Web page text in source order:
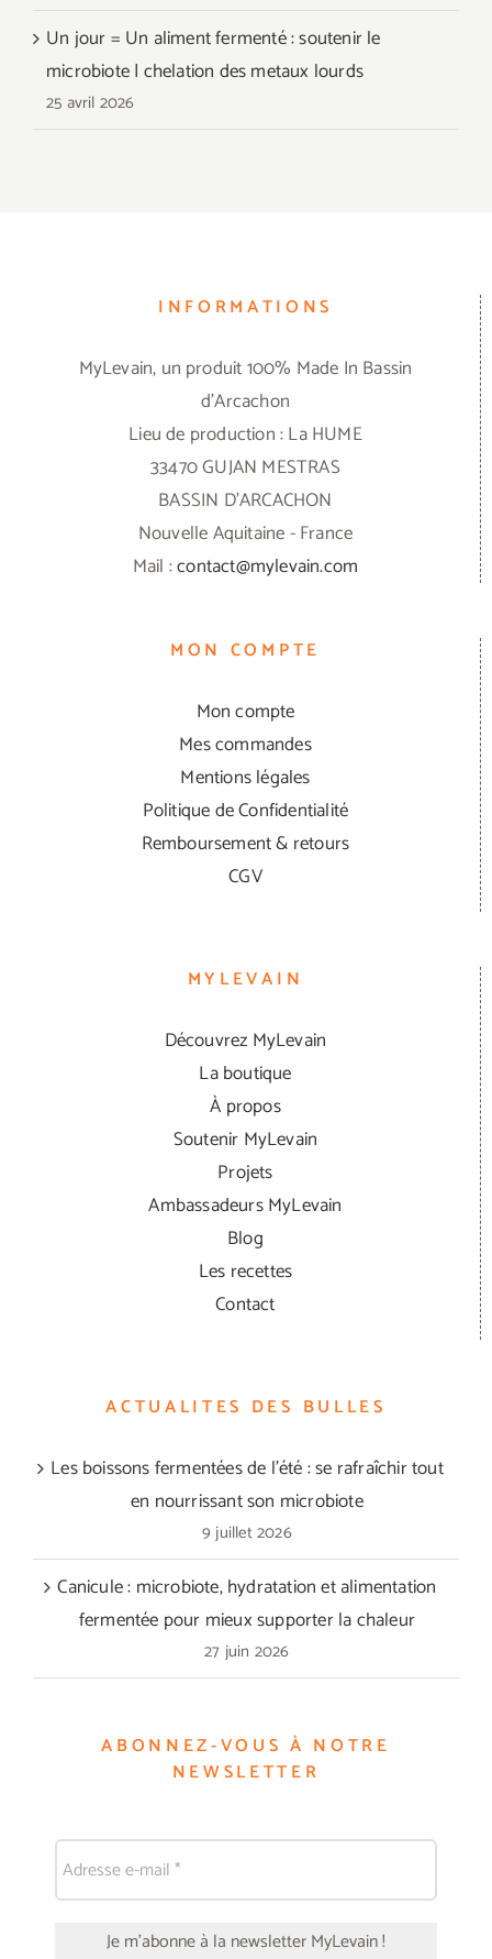
Un jour = Un aliment fermenté : soutenir le
microbiote | chelation des metaux lourds
25 avril 2026
INFORMATIONS
MyLevain, un produit 100% Made In Bassin
d'Arcachon
Lieu de production : La HUME
33470 GUJAN MESTRAS
BASSIN D'ARCACHON
Nouvelle Aquitaine - France
Mail :contact@mylevain.com
MON COMPTE
Mon compte
Mes commandes
Mentions légales
Politique de Confidentialité
Remboursement & retours
CGV
MYLEVAIN
Découvrez MyLevain
La boutique
À propos
Soutenir MyLevain
Projets
Ambassadeurs MyLevain
Blog
Les recettes
Contact
ACTUALITES DES BULLES
Les boissons fermentées de l’été : se rafraîchir tout
en nourrissant son microbiote
9 juillet 2026
Canicule : microbiote, hydratation et alimentation
fermentée pour mieux supporter la chaleur
27 juin 2026
ABONNEZ-VOUS À NOTRE
NEWSLETTER